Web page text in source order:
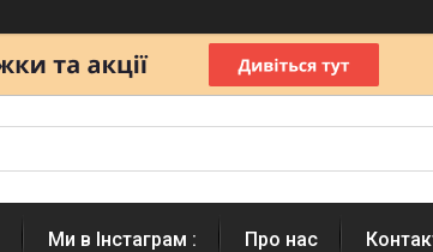
Ми в Інстаграм : Про нас